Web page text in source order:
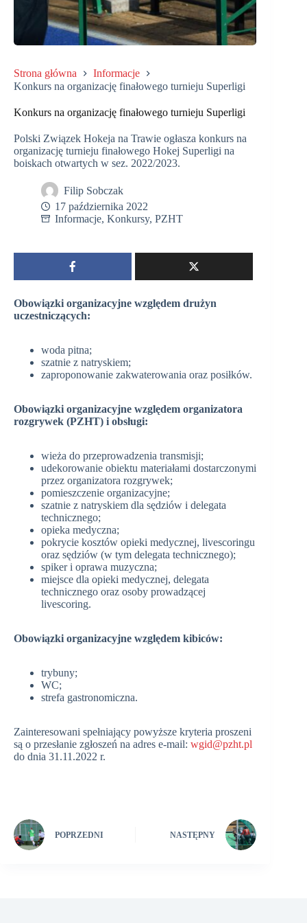
Strona główna
Informacje
Konkurs na organizację finałowego turnieju Superligi
Konkurs na organizację finałowego turnieju Superligi
Polski Związek Hokeja na Trawie ogłasza konkurs na
organizację turnieju finałowego Hokej Superligi na
boiskach otwartych w sez. 2022/2023.
Filip Sobczak
17 października 2022
Informacje, Konkursy, PZHT
Obowiązki organizacyjne względem drużyn
uczestniczących:
woda pitna;
szatnie z natryskiem;
zaproponowanie zakwaterowania oraz posiłków.
Obowiązki organizacyjne względem organizatora
rozgrywek (PZHT) i obsługi:
wieża do przeprowadzenia transmisji;
udekorowanie obiektu materiałami dostarczonymi
przez organizatora rozgrywek;
pomieszczenie organizacyjne;
szatnie z natryskiem dla sędziów i delegata
technicznego;
opieka medyczna;
pokrycie kosztów opieki medycznej, livescoringu
oraz sędziów (w tym delegata technicznego);
spiker i oprawa muzyczna;
miejsce dla opieki medycznej, delegata
technicznego oraz osoby prowadzącej
livescoring.
Obowiązki organizacyjne względem kibiców:
trybuny;
WC;
strefa gastronomiczna.
Zainteresowani spełniający powyższe kryteria proszeni
są o przesłanie zgłoszeń na adres e-mail: wgid@pzht.pl
do dnia 31.11.2022 r.
POPRZEDNI NASTĘPNY